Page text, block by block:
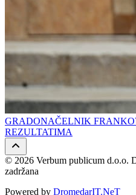
GRADONAČELNIK
REZULTATIMA
© 2026 Verbum publicum d.o.o.
zadržana
Powered by DromedarIT.NeT